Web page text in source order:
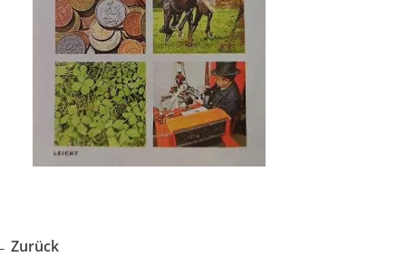
Zurück